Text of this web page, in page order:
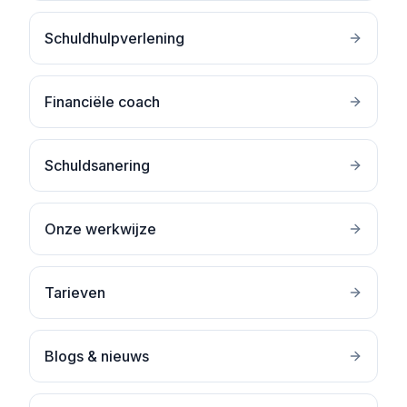
Schuldhulpverlening
Financiële coach
Schuldsanering
Onze werkwijze
Tarieven
Blogs & nieuws